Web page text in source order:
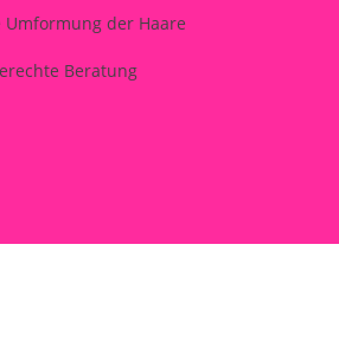
Umformung der Haare
Beratung